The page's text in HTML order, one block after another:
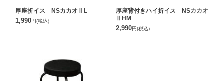
厚座折イス NSカカオⅡL
1,990円(税込)
厚座背付きハイ折イス NSカカオ
ⅡHM
2,990円(税込)